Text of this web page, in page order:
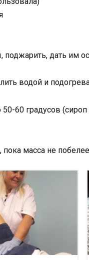
поджарить, дать им
водой и
50-60 градусов
масса не